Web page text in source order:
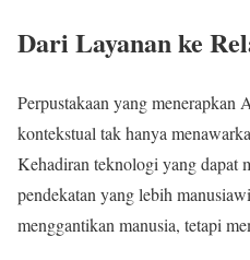
Dari Layanan ke
Perpustakaan yang menerapkan
kontekstual tak hanya
Kehadiran teknologi yang dapat
pendekatan yang lebih
menggantikan manusia, tetapi